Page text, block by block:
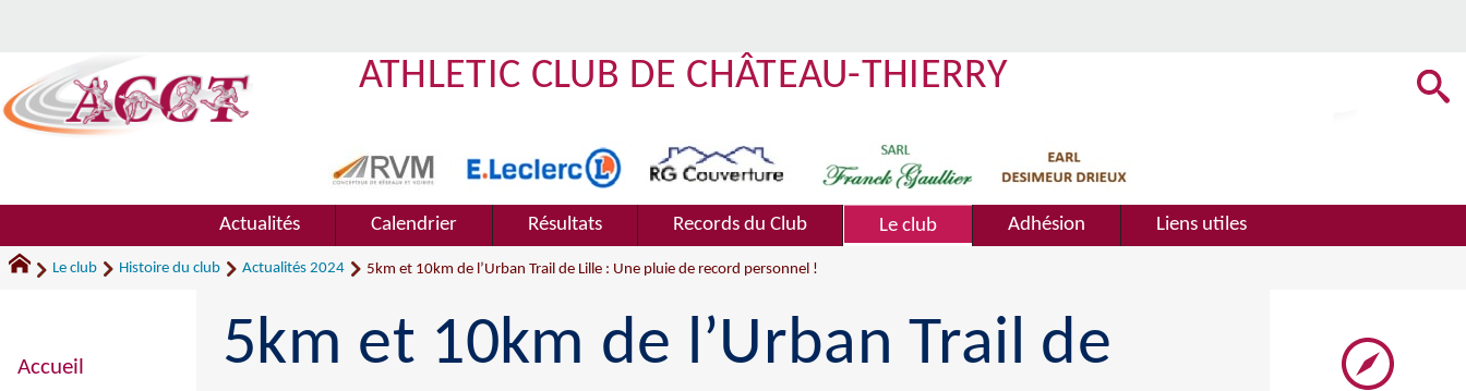
ATHLETIC CLUB DE CHÂTEAU-THIERRY
Actualités Calendrier Résultats Records du Club Le club Adhésion Liens utiles
Le club Histoire du club Actualités 2024 5km et 10km de l’Urban Trail de Lille : Une pluie de record personnel !
5km et 10km de l’Urban Trail de
Accueil